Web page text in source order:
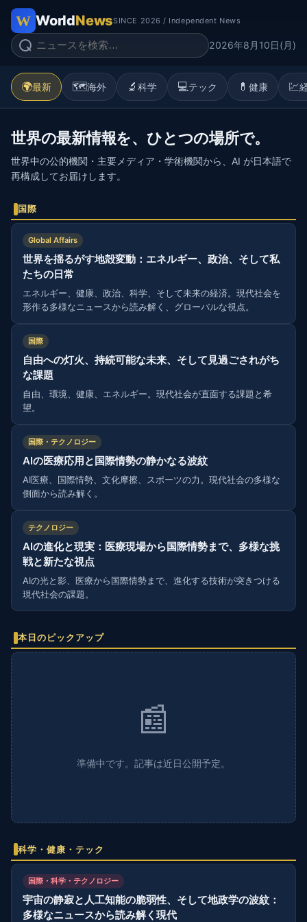
WorldNewsSINCE 2026 / Independent News
2026年8月10日(月)
🌍最新 🗺️海外 🔬 科学 💻テック 💊 健康 💹
世界の最新情報を、ひとつの場所で。
世界中の公的機関・主要メディア・学術機関から、AI が日本語で
再構成してお届けします。
国際
Global Affairs
世界を揺るがす地殻変動：エネルギー、政治、そして私
たちの日常
エネルギー、健康、政治、科学、そして未来の経済。現代社会を
形作る多様なニュースから読み解く、グローバルな視点。
国際
自由への灯火、持続可能な未来、そして見過ごされがち
な課題
自由、環境、健康、エネルギー。現代社会が直面する課題と希
望。
国際・テクノロジー
AIの医療応用と国際情勢の静かなる波紋
AI医療、国際情勢、文化摩擦、スポーツの力。現代社会の多様な
側面から読み解く。
テクノロジー
AIの進化と現実：医療現場から国際情勢まで、多様な挑
戦と新たな視点
AIの光と影、医療から国際情勢まで、進化する技術が突きつける
現代社会の課題。
本日のピックアップ
📰
準備中です。記事は近日公開予定。
科学・健康・テック
国際・科学・テクノロジー
宇宙の静寂と人工知能の脆弱性、そして地政学の波紋：
多様なニュースから読み解く現代